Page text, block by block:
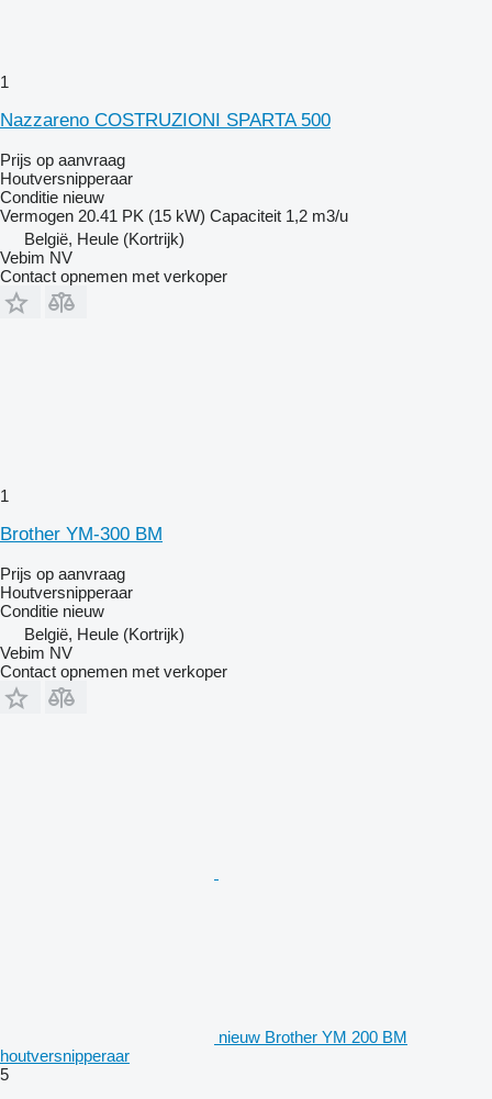
1
Nazzareno COSTRUZIONI SPARTA 500
Prijs op aanvraag
Houtversnipperaar
Conditie nieuw
Vermogen 20.41 PK (15 kW) Capaciteit 1,2 m3/u
België, Heule (Kortrijk)
Vebim NV
Contact opnemen met verkoper
1
Brother YM-300 BM
Prijs op aanvraag
Houtversnipperaar
Conditie nieuw
België, Heule (Kortrijk)
Vebim NV
Contact opnemen met verkoper
nieuw Brother YM 200 BM
houtversnipperaar
5